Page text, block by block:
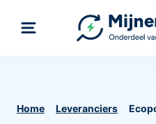
Home Leveranciers